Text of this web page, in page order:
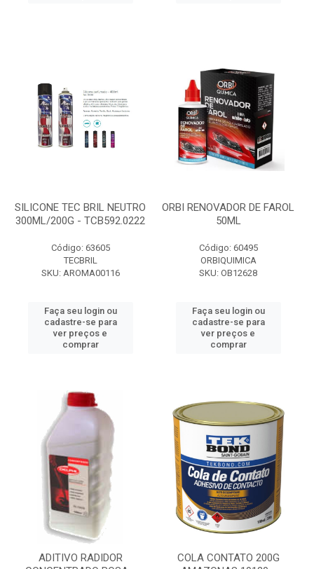
SILICONE TEC BRIL NEUTRO
300ML/200G - TCB592.0222
Código: 63605
TECBRIL
SKU: AROMA00116
Faça seu login ou
cadastre-se para
ver preços e
comprar
ORBI RENOVADOR DE FAROL
50ML
Código: 60495
ORBIQUIMICA
SKU: OB12628
Faça seu login ou
cadastre-se para
ver preços e
comprar
ADITIVO RADIDOR
COLA CONTATO 200G